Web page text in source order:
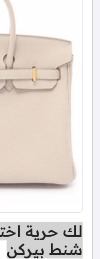
لك حرية
شنط بيركن